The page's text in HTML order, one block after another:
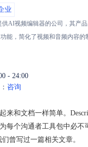
业
供AI视频编辑器的公司，其产
能，简化了视频和音频内容
- 24:00
咨询
来和文档一样简单。
每个沟通者工具包中必
们曾写过一篇相关文章。